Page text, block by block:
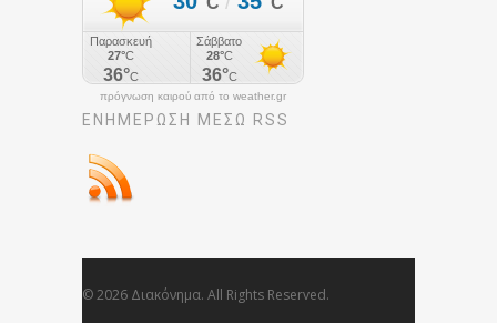
πρόγνωση καιρού από το weather.gr
ΕΝΗΜΈΡΩΣΉ ΜΕΣΩ RSS
© 2026 Διακόνημα. All Rights Reserved.